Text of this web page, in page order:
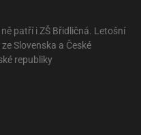
patří i ZŠ Břidličná. Letošní
Slovenska a České
republiky